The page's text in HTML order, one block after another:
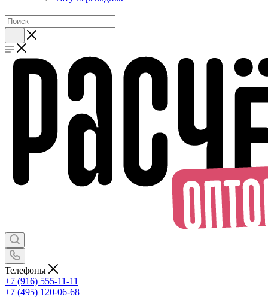
Телефоны
+7 (916) 555-11-11
+7 (495) 120-06-68